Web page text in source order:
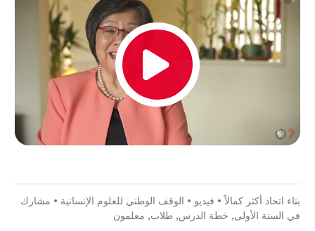
بناء اتحاد أكثر كمالاً• فيديو • الوقف الوطني للعلوم الإنسانية • مشارك
في السنة الأولى, خطة الدرس, طلاب, معلمون